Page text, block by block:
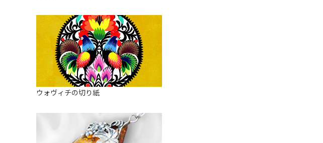
すべて見る
バスケット
装飾用タイル・プレート
ミニチュア
天使さま
カードスタンド
ウォヴィチの切り紙